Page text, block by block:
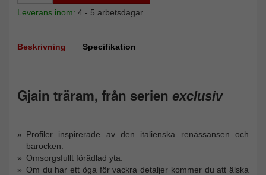
Leverans inom: 4 - 5 arbetsdagar
Beskrivning Specifikation
Gjain träram, från serien exclusiv
Profiler inspirerade av den italienska renässansen och
barocken.
Omsorgsfullt förädlad yta.
Om du har ett öga för vackra detaljer kommer du att älska